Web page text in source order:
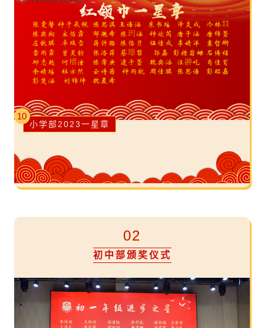
10
小学部2023一星章
02
初中部颁奖仪式